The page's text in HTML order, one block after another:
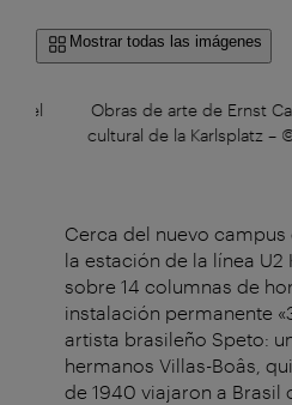
Mostrar todas las imágenes
el
Obras de arte de Ernst
cultural de la Karlsplatz –
Cerca del nuevo campus
la estación de la línea U2
sobre 14 columnas de
instalación permanente
artista brasileño Speto:
hermanos Villas-Boâs,
de 1940 viajaron a Brasil